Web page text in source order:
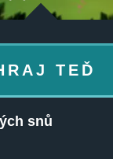
TEĎ
snů